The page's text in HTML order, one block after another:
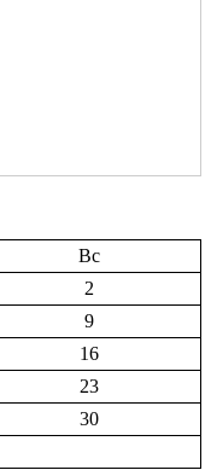
Вс
2
9
16
23
30